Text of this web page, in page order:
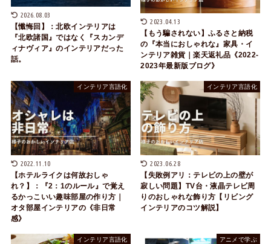
2026.08.03
【懺悔回】：北欧インテリアは
『北欧諸国』ではなく『スカンデ
ィナヴィア』のインテリアだった
話。
2023.04.13
【もう騙されない】ふるさと納税
の『本当におしゃれな』家具・イ
ンテリア雑貨｜楽天返礼品《2022-
2023年最新版ブログ》
インテリア言語化
2022.11.10
【ホテルライクは何故おしゃ
れ？】：『2：1のルール』で覚え
るかっこいい趣味部屋の作り方｜
オタ部屋インテリアの《非日常
感》
インテリア言語化
2023.06.28
【失敗例アリ：テレビの上の壁が
寂しい問題】TV台・液晶テレビ周
りのおしゃれな飾り方【リビング
インテリアのコツ解説】
インテリア言語化 アニメで学ぶ